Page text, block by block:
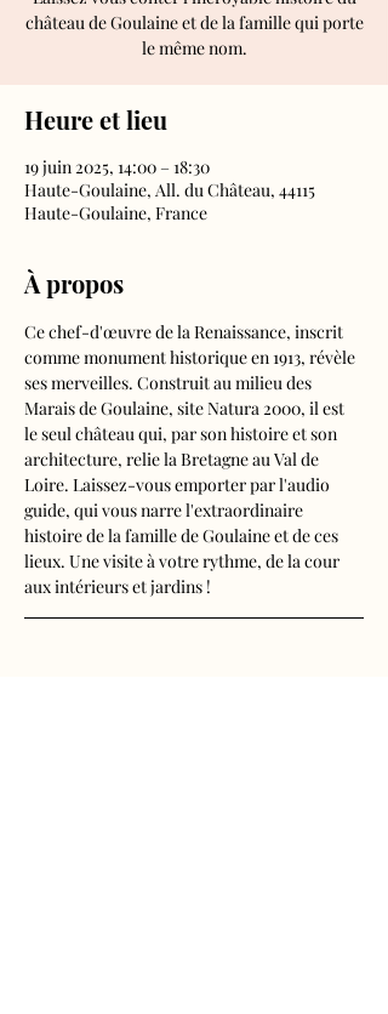
château de Goulaine et de la famille qui porte
le même nom.
Heure et lieu
19 juin 2025, 14:00 – 18:30
Haute-Goulaine, All. du Château, 44115
Haute-Goulaine, France
À propos
Ce chef-d'œuvre de la Renaissance, inscrit
comme monument historique en 1913, révèle
ses merveilles. Construit au milieu des
Marais de Goulaine, site Natura 2000, il est
le seul château qui, par son histoire et son
architecture, relie la Bretagne au Val de
Loire. Laissez-vous emporter par l'audio
guide, qui vous narre l'extraordinaire
histoire de la famille de Goulaine et de ces
lieux. Une visite à votre rythme, de la cour
aux intérieurs et jardins !